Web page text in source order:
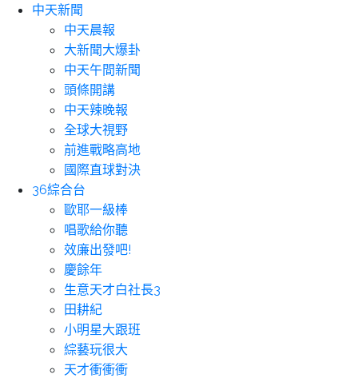
中天新聞
中天晨報
大新聞大爆卦
中天午間新聞
頭條開講
中天辣晚報
全球大視野
前進戰略高地
國際直球對決
36綜合台
歐耶一級棒
唱歌給你聽
效廉出發吧!
慶餘年
生意天才白社長3
田耕紀
小明星大跟班
綜藝玩很大
天才衝衝衝